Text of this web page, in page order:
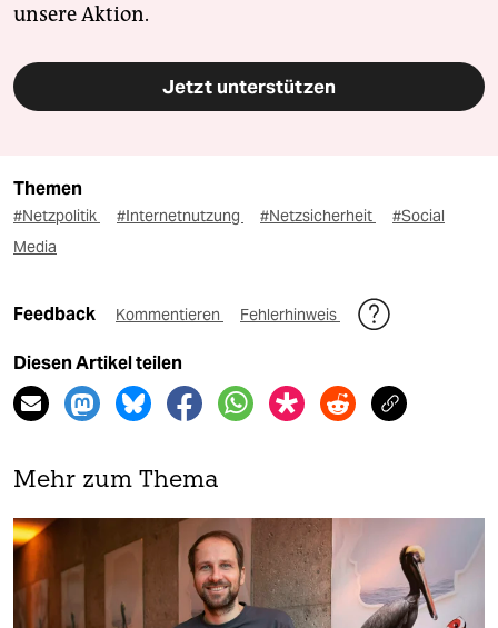
unsere Aktion.
Jetzt unterstützen
Themen
#Netzpolitik #Internetnutzung #Netzsicherheit
#Social
Media
Feedback Kommentieren Fehlerhinweis
Diesen Artikel teilen
Mehr zum Thema